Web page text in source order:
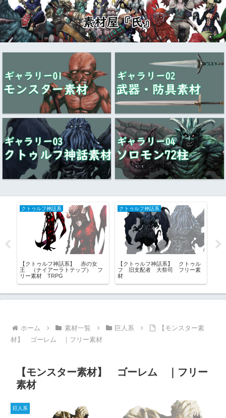
クトゥルフ神話系
【クトゥルフ神話系】 赤の女
王 （ナイアーラトテップ） フ
リー素材 TRPG
クトゥルフ神話系
【クトゥルフ神話系】 クトゥル
フ 旧支配者 大祭司 フリー素
材
ホーム 素材一覧 巨人系
【モンスター素
材】 ゴーレム ｜フリー素材
【モンスター素材】 ゴーレム ｜フリー
素材
巨人系